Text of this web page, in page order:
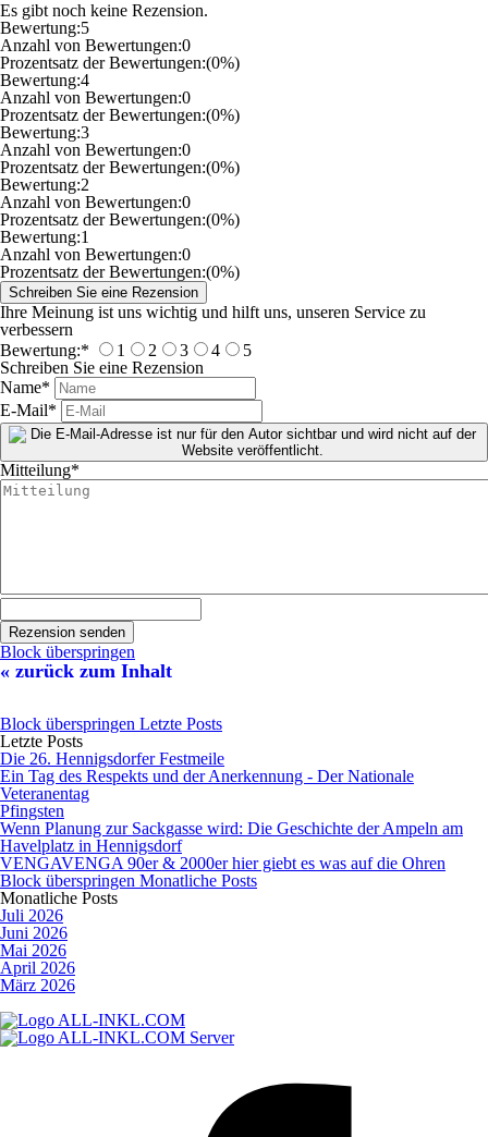
Es gibt noch keine Rezension.
Bewertung:5
Anzahl von Bewertungen:0
Prozentsatz der Bewertungen:(0%)
Bewertung:4
Anzahl von Bewertungen:0
Prozentsatz der Bewertungen:(0%)
Bewertung:3
Anzahl von Bewertungen:0
Prozentsatz der Bewertungen:(0%)
Bewertung:2
Anzahl von Bewertungen:0
Prozentsatz der Bewertungen:(0%)
Bewertung:1
Anzahl von Bewertungen:0
Prozentsatz der Bewertungen:(0%)
Ihre Meinung ist uns wichtig und hilft uns, unseren Service zu
verbessern
Bewertung:* 1 2 3 4
5
Schreiben Sie eine Rezension
Name*
E-Mail*
Mitteilung*
Block überspringen
« zurück zum Inhalt
Block überspringen Letzte Posts
Letzte Posts
Die 26. Hennigsdorfer Festmeile
Ein Tag des Respekts und der Anerkennung - Der Nationale
Veteranentag
Pfingsten
Wenn Planung zur Sackgasse wird: Die Geschichte der Ampeln am
Havelplatz in Hennigsdorf
VENGAVENGA 90er & 2000er hier giebt es was auf die Ohren
Block überspringen Monatliche Posts
Monatliche Posts
Juli 2026
Juni 2026
Mai 2026
April 2026
März 2026